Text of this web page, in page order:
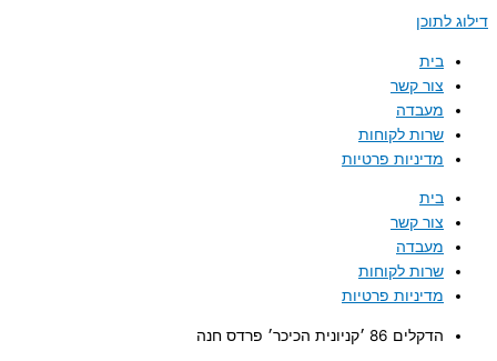
דילוג לתוכן
בית
צור קשר
מעבדה
שרות לקוחות
מדיניות פרטיות
בית
צור קשר
מעבדה
שרות לקוחות
מדיניות פרטיות
הדקלים 86 ׳קניונית הכיכר׳ פרדס חנה